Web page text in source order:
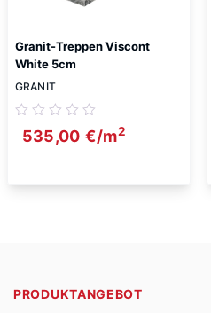
Granit-Treppen Viscont
White 5cm
GRANIT
535,00 €/m2
PRODUKTANGEBOT